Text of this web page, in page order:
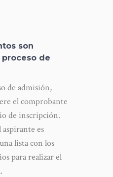
son
de
de admisión,
el comprobante
de inscripción.
es
lista con los
para realizar el